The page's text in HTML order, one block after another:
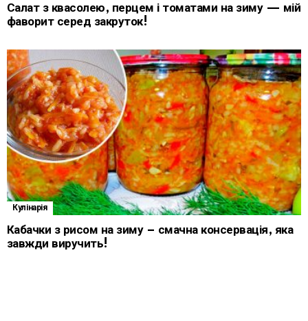
Салат з квасолею, перцем і томатами на зиму — мій
фаворит серед закруток!
Кулінарія
Кабачки з рисом на зиму – смачна консервація, яка
завжди виручить!